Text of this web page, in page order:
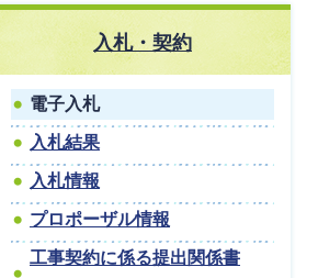
入札・契約
電子入札
入札結果
入札情報
プロポーザル情報
工事契約に係る提出関係書